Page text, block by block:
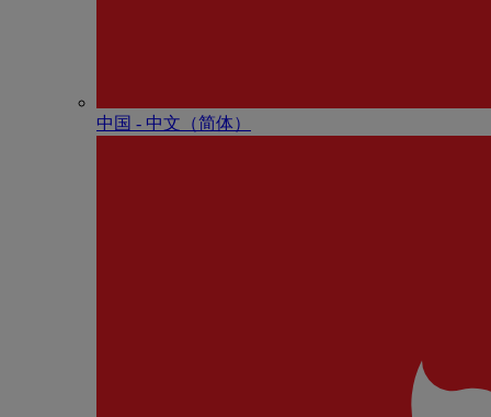
中国 - 中⽂（简体）